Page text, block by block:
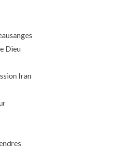
Dieu
Iran